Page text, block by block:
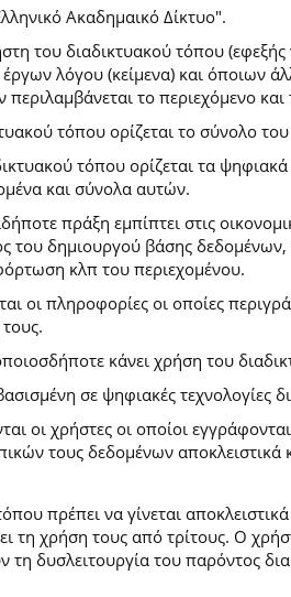
Ακαδημαικό Δίκτυο".
του διαδικτυακού τόπου
λόγου (κείμενα) και όποιων
το περιεχόμενο
τόπου ορίζεται το σύνολο
τόπου ορίζεται τα
και σύνολα αυτών.
πράξη εμπίπτει στις
του δημιουργού βάσης
κλπ του περιεχομένου.
οι πληροφορίες οι οποίες
κάνει χρήση του
σε ψηφιακές τεχνολογίες
οι χρήστες οι οποίοι
τους δεδομένων
πρέπει να γίνεται
τη χρήση τους από τρίτους. Ο
δυσλειτουργία του παρόντος